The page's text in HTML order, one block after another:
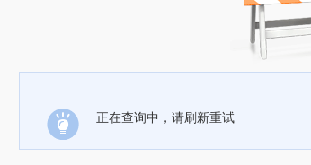
正在查询中，请刷新重试